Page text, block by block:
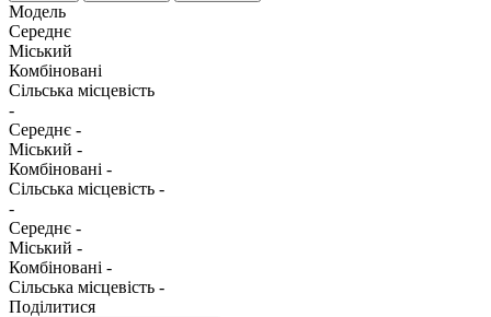
Модель
Середнє
Міський
Комбіновані
Сільська місцевість
-
Середнє -
Міський -
Комбіновані -
Сільська місцевість -
-
Середнє -
Міський -
Комбіновані -
Сільська місцевість -
Поділитися